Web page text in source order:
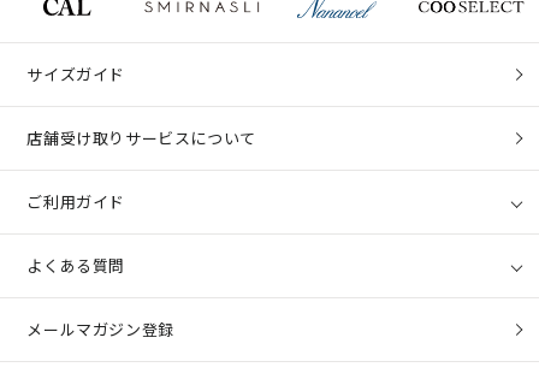
サイズガイド
店舗受け取りサービスについて
ご利用ガイド
よくある質問
メールマガジン登録